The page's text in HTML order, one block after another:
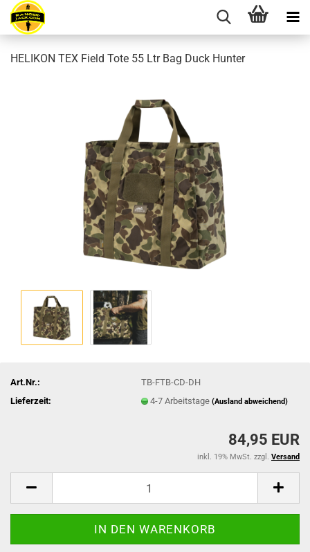
HELIKON TEX Field Tote 55 Ltr Bag Duck Hunter
Art.Nr.:
TB-FTB-CD-DH
Lieferzeit:
4-7 Arbeitstage(Ausland abweichend)
84,95 EUR
inkl. 19% MwSt. zzgl. Versand